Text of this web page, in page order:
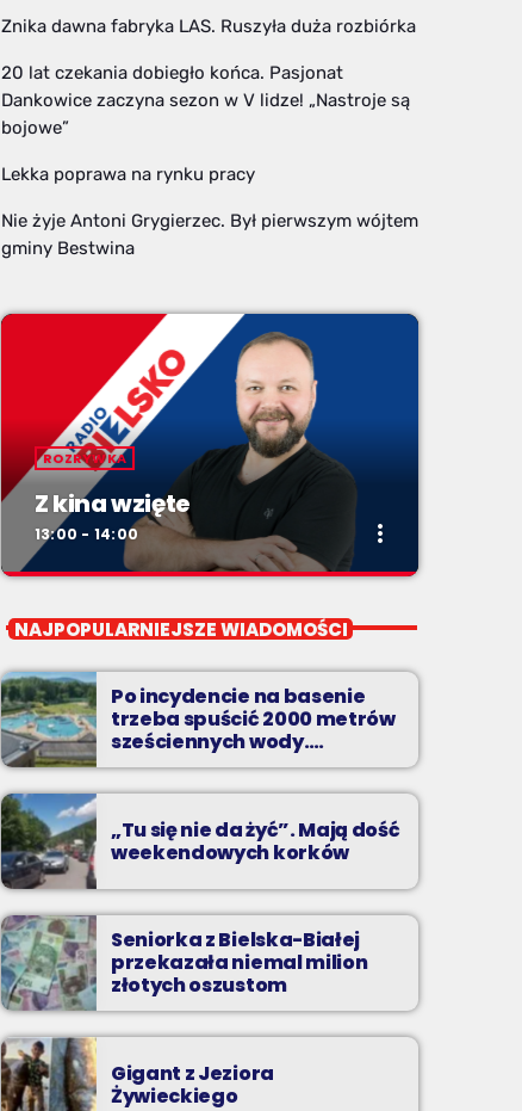
Znika dawna fabryka LAS. Ruszyła duża rozbiórka
20 lat czekania dobiegło końca. Pasjonat
Dankowice zaczyna sezon w V lidze! „Nastroje są
bojowe”
Lekka poprawa na rynku pracy
Nie żyje Antoni Grygierzec. Był pierwszym wójtem
gminy Bestwina
ROZRYWKA
Z kina wzięte
13:00 - 14:00 more_vert
Z kina wzięte
Z Kina Wzięte to audycja w której film
występuje roli głównej.
NAJPOPULARNIEJSZE WIADOMOŚCI
Po incydencie na basenie
trzeba spuścić 2000 metrów
sześciennych wody.
„Ogromne koszty i ogromna
praca”
„Tu się nie da żyć”. Mają dość
weekendowych korków
Seniorka z Bielska-Białej
przekazała niemal milion
złotych oszustom
Gigant z Jeziora
Żywieckiego